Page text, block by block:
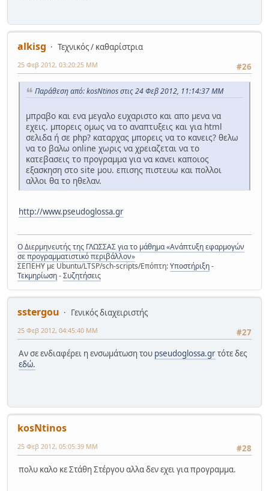
alkisg
Τεχνικός / καθαρίστρια
#26
25 Φεβ 2012, 03:20:25 ΜΜ
Παράθεση από: kosNtinos στις 24 Φεβ 2012, 11:14:37 ΜΜ
μπραβο και ενα μεγαλο ευχαριστο και απο μενα να
εχεις. μπορεις ομως να το αναπτυξεις και για html
σελιδα ή σε php? καταρχας μπορεις να το κανεις? θελω
να το βαλω online χωρις να χρειαζεται να το
κατεβασεις το προγραμμα για να κανει καποιος
εξασκηση στο site μου. επισης πιστευω και πολλοι
αλλοι θα το ηθελαν.
http://www.pseudoglossa.gr
Ο Διερμηνευτής της ΓΛΩΣΣΑΣ για το μάθημα «Ανάπτυξη εφαρμογών
σε προγραμματιστικό περιβάλλον»
ΣΕΠΕΗΥ με Ubuntu/LTSP/sch-scripts/Επόπτη:Υποστήριξη-
Τεκμηρίωση-Συζητήσεις
sstergou
Γενικός διαχειριστής
#27
25 Φεβ 2012, 04:45:40 ΜΜ
Αν σε ενδιαφέρει η ενσωμάτωση του pseudoglossa.grτότε δες
εδώ.
kosNtinos
#28
25 Φεβ 2012, 05:05:39 ΜΜ
πολυ καλο κε Στάθη Στέργου αλλα δεν εχει για προγραμμα.